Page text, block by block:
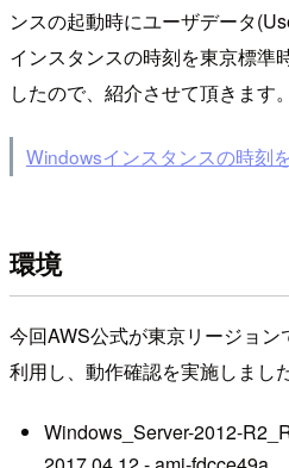
ンスの起動時にユーザデータ
インスタンスの時刻を東京標準
したので、紹介させて頂きます。
Windowsインスタンスの時刻
環境
今回AWS公式が東京リージョ
利用し、動作確認を実施しました
Windows_Server-2012-